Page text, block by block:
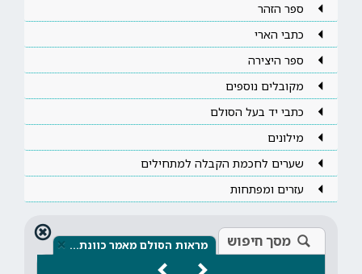
ספר הזהר
כתבי הארי
ספר היצירה
מקובלים נוספים
כתבי יד בעל הסולם
מילונים
שערים לחכמת הקבלה למתחילים
עזרים ומפתחות
מסך חיפוש מראות הסולם מאמר כוונת… ×